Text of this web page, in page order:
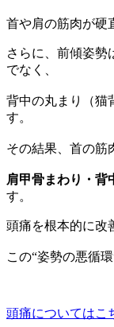
首や肩の筋肉が硬
さらに、前傾姿勢
でなく、
背中の丸まり（猫
す。
その結果、首の筋
肩甲骨まわり・背
す。
頭痛を根本的に改
この“姿勢の悪循
頭痛についてはこ